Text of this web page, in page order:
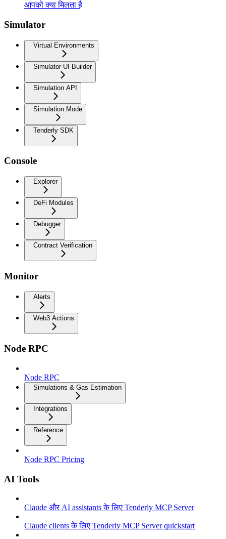
आपको क्या मिलता है
Simulator
Virtual Environments
Simulator UI Builder
Simulation API
Simulation Mode
Tenderly SDK
Console
Explorer
DeFi Modules
Debugger
Contract Verification
Monitor
Alerts
Web3 Actions
Node RPC
Node RPC
Simulations & Gas Estimation
Integrations
Reference
Node RPC Pricing
AI Tools
Claude और AI assistants के लिए Tenderly MCP Server
Claude clients के लिए Tenderly MCP Server quickstart